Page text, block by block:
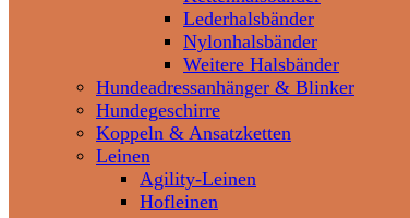
Lederhalsbänder
Nylonhalsbänder
Weitere Halsbänder
Hundeadressanhänger & Blinker
Hundegeschirre
Koppeln & Ansatzketten
Leinen
Agility-Leinen
Hofleinen